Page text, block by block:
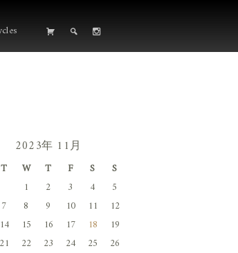
2023年 11月
T W T F S S
1 2 3 4
5
7 8 9 10 11
12
14 15 16 17 18
19
21 22 23 24 25
26